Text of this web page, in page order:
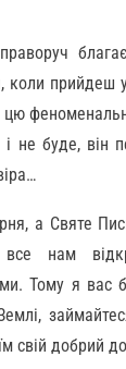
праворуч
коли прийдеш
і не буде, він
а Святе
все нам
Тому я вас
свій добрий